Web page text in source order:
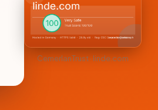
CemerlanTrust · linde.com